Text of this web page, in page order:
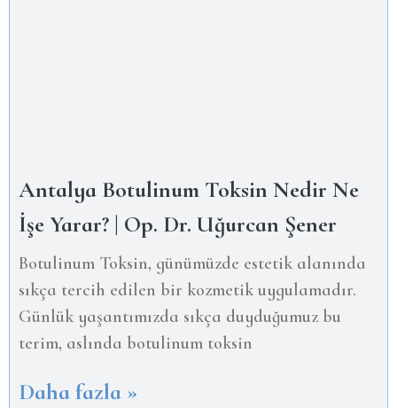
Antalya Botulinum Toksin Nedir Ne
İşe Yarar? | Op. Dr. Uğurcan Şener
Botulinum Toksin, günümüzde estetik alanında
sıkça tercih edilen bir kozmetik uygulamadır.
Günlük yaşantımızda sıkça duyduğumuz bu
terim, aslında botulinum toksin
Daha fazla »